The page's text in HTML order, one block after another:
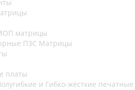
матрицы
ПЗС Матрицы
платы
и Гибко-жёсткие печатные